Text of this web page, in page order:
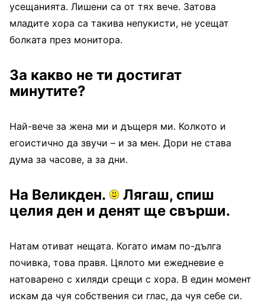
усещанията. Лишени са от тях вече. Затова
младите хора са такива непукисти, не усещат
болката през монитора.
За какво не ти достигат
минутите?
Най-вече за жена ми и дъщеря ми. Колкото и
егоистично да звучи – и за мен. Дори не става
дума за часове, а за дни.
На Великден.
Лягаш, спиш
целия ден и денят ще свърши.
Натам отиват нещата. Когато имам по-дълга
почивка, това правя. Цялото ми ежедневие е
натоварено с хиляди срещи с хора. В един момент
искам да чуя собствения си глас, да чуя себе си.